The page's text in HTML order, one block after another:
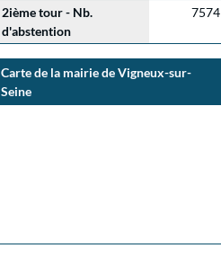
2ième tour - Nb.
d'abstention
7574
Carte de la mairie de Vigneux-sur-
Seine